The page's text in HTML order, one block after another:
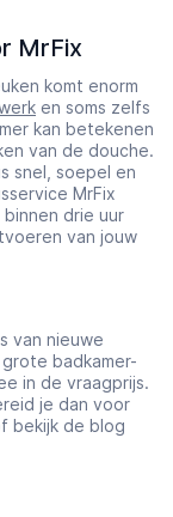
MrFix
komt enorm
en soms zelfs
kan betekenen
van de douche.
snel, soepel en
MrFix
drie uur
van jouw
van nieuwe
badkamer-
in de vraagprijs.
je dan voor
bekijk de blog